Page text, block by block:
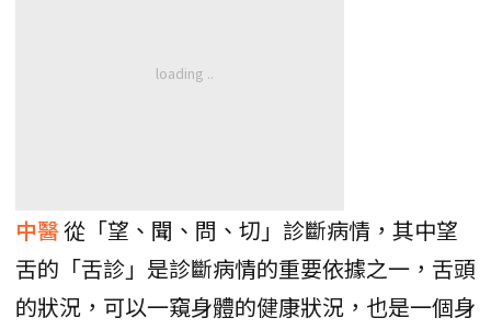
中醫從「望、聞、問、切」診斷病情，其中望
舌的「舌診」是診斷病情的重要依據之一，舌頭
的狀況，可以一窺身體的健康狀況，也是一個身